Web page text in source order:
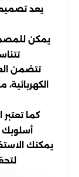
يعد
يمكن
تتضمن
كما
يمكنك